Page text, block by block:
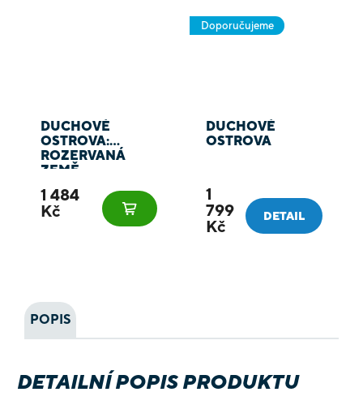
DUCHOVÉ
OSTROVA:
ROZERVANÁ
ZEMĚ
1 484
Kč
Doporučujeme
DUCHOVÉ
OSTROVA
1
799
Kč
DETAIL
POPIS
DETAILNÍ POPIS PRODUKTU